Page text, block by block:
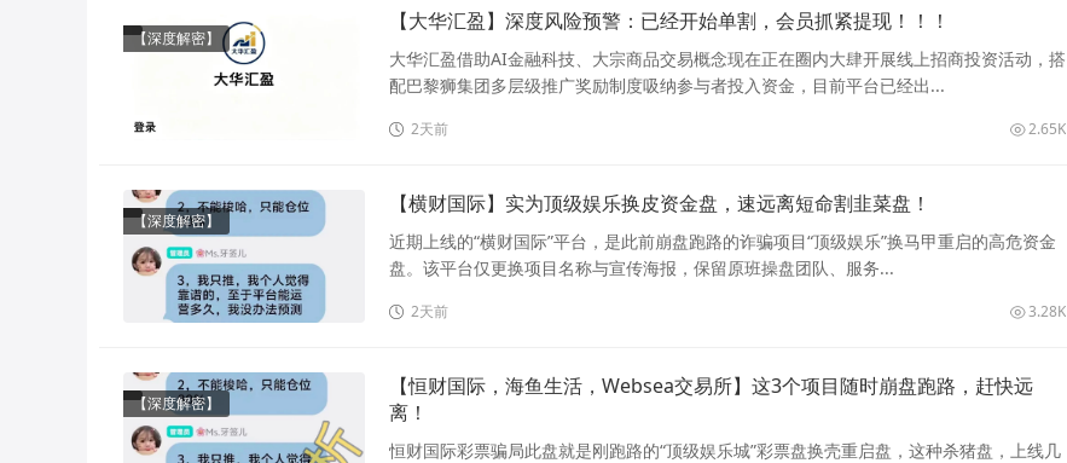
【深度解密】
【大华汇盈】深度风险预警：已经开始单割，会员抓紧提现！！！
大华汇盈借助AI金融科技、大宗商品交易概念现在正在圈内大肆开展线上招商投资活动，搭
配巴黎狮集团多层级推广奖励制度吸纳参与者投入资金，目前平台已经出...
2天前 2.65K
【深度解密】
【横财国际】实为顶级娱乐换皮资金盘，速远离短命割韭菜盘！
近期上线的“横财国际”平台，是此前崩盘跑路的诈骗项目“顶级娱乐”换马甲重启的高危资金
盘。该平台仅更换项目名称与宣传海报，保留原班操盘团队、服务...
2天前 3.28K
【深度解密】
【恒财国际，海鱼生活，Websea交易所】这3个项目随时崩盘跑路，赶快远
离！
恒财国际彩票骗局此盘就是刚跑路的“顶级娱乐城”彩票盘换壳重启盘，这种杀猪盘，上线几